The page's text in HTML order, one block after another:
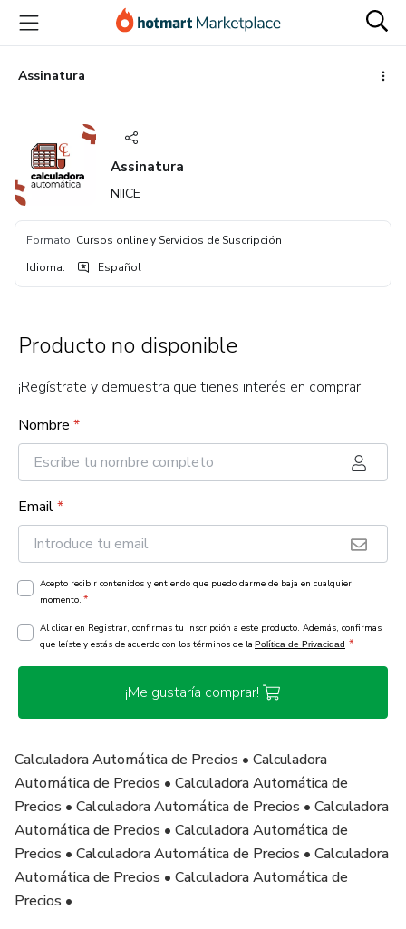
principal
página
de
página
Assinatura
Assinatura
NIICE
Formato: Cursos online y Servicios de Suscripción
Idioma: Español
Producto no disponible
¡Regístrate y demuestra que tienes interés en comprar!
Nombre *
Email*
Acepto recibir contenidos y entiendo que puedo darme de baja en cualquier
momento. *
Al clicar en Registrar, confirmas tu inscripción a este producto. Además, confirmas
que leíste y estás de acuerdo con los términos de la Política de Privacidad *
¡Me gustaría comprar!
Calculadora Automática de Precios • Calculadora
Automática de Precios • Calculadora Automática de
Precios • Calculadora Automática de Precios • Calculadora
Automática de Precios • Calculadora Automática de
Precios • Calculadora Automática de Precios • Calculadora
Automática de Precios • Calculadora Automática de
Precios •